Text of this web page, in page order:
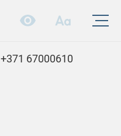
+371 67000610